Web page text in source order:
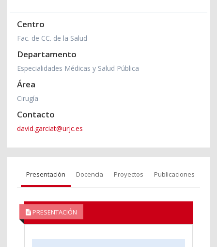
Centro
Fac. de CC. de la Salud
Departamento
Especialidades Médicas y Salud Pública
Área
Cirugía
Contacto
david.garciat@urjc.es
Presentación Docencia Proyectos Publicaciones
PRESENTACIÓN